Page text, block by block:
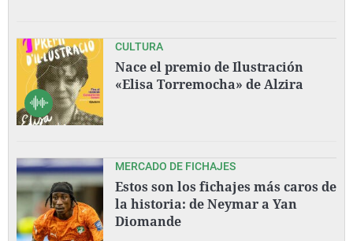
CULTURA
Nace el premio de Ilustración
«Elisa Torremocha» de Alzira
MERCADO DE FICHAJES
Estos son los fichajes más caros de
la historia: de Neymar a Yan
Diomande